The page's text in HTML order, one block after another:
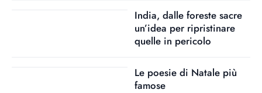
India, dalle foreste sacre
un’idea per ripristinare
quelle in pericolo
Le poesie di Natale più
famose